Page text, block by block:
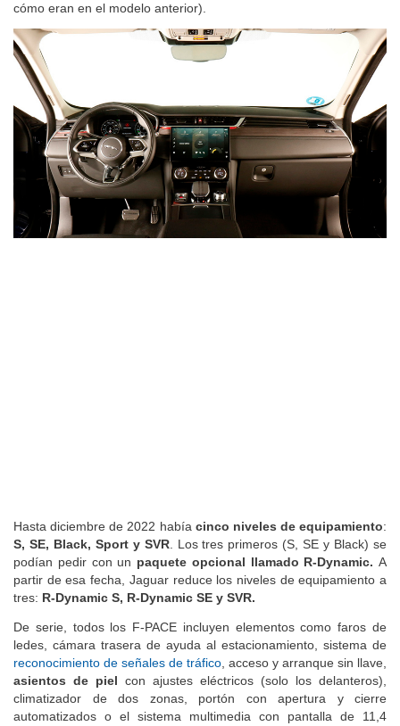
cómo eran en el modelo anterior).
Hasta diciembre de 2022 había cinco niveles de equipamiento:
S, SE, Black, Sport y SVR. Los tres primeros (S, SE y Black) se
podían pedir con un paquete opcional llamado R-Dynamic. A
partir de esa fecha, Jaguar reduce los niveles de equipamiento a
tres: R-Dynamic S, R-Dynamic SE y SVR.
De serie, todos los F-PACE incluyen elementos como faros de
ledes, cámara trasera de ayuda al estacionamiento, sistema de
reconocimiento de señales de tráfico, acceso y arranque sin llave,
asientos de piel con ajustes eléctricos (solo los delanteros),
climatizador de dos zonas, portón con apertura y cierre
automatizados o el sistema multimedia con pantalla de 11,4